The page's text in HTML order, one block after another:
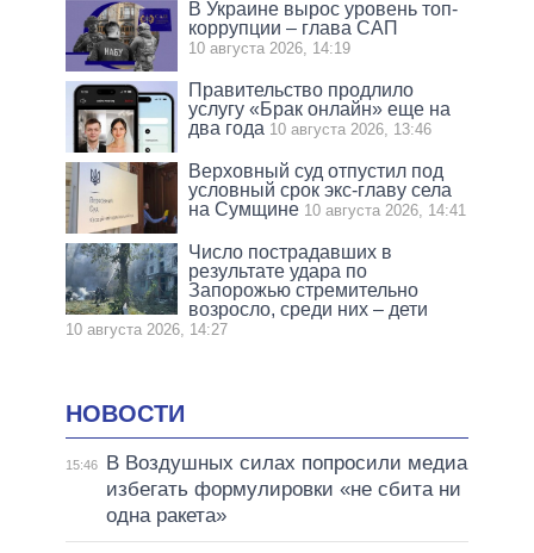
В Украине вырос уровень топ-
коррупции – глава САП
10 августа 2026, 14:19
Правительство продлило
услугу «Брак онлайн» еще на
два года 10 августа 2026, 13:46
Верховный суд отпустил под
условный срок экс-главу села
на Сумщине 10 августа 2026, 14:41
Число пострадавших в
результате удара по
Запорожью стремительно
возросло, среди них – дети
10 августа 2026, 14:27
НОВОСТИ
15:46
В Воздушных силах попросили медиа
избегать формулировки «не сбита ни
одна ракета»